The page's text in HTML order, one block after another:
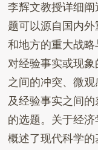
李辉文教授详细
题可以源自国内
和地方的重大战
对经验事实或现
之间的冲突、微
及经验事实之间
的选题。关于经
概述了现代科学